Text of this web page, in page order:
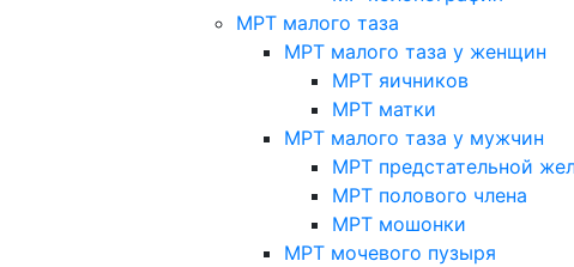
МРТ малого таза
МРТ малого таза у женщин
МРТ яичников
МРТ матки
МРТ малого таза у мужчин
МРТ предстательной
МРТ полового члена
МРТ мошонки
МРТ мочевого пузыря